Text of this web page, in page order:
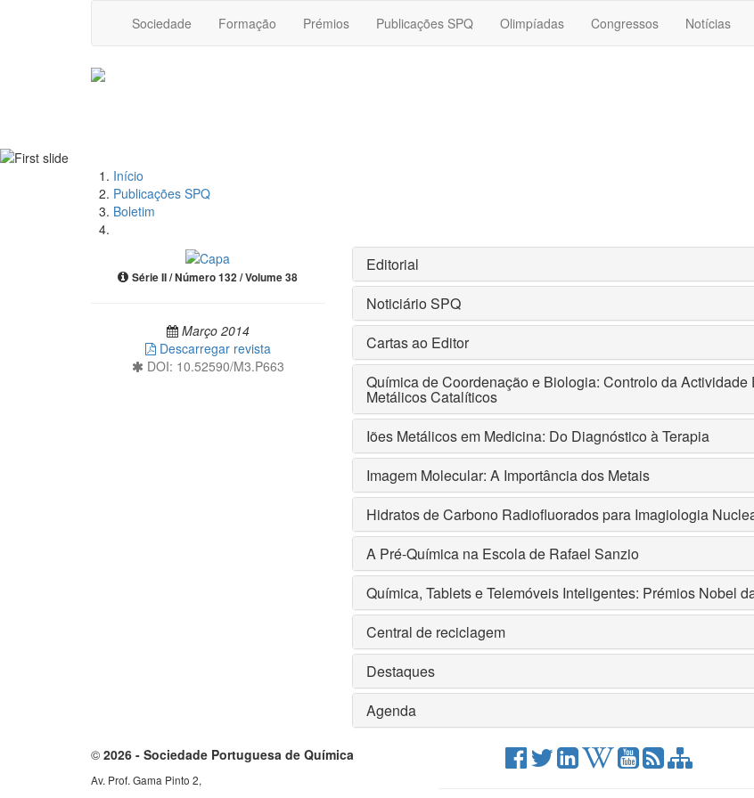
Sociedade Formação Prémios Publicações SPQ Olimpíadas Congressos Notícias
Início
Publicações SPQ
Boletim
Série II / Número 132 / Volume 38
Março 2014
Descarregar revista
DOI: 10.52590/M3.P663
Editorial
Noticiário SPQ
Cartas ao Editor
Química de Coordenação e Biologia: Controlo da
Metálicos Catalíticos
Iões Metálicos em Medicina: Do Diagnóstico à Terapia
Imagem Molecular: A Importância dos Metais
Hidratos de Carbono Radiofluorados para Imagiologia
A Pré-Química na Escola de Rafael Sanzio
Química, Tablets e Telemóveis Inteligentes: Prémios Nobel
Central de reciclagem
Destaques
Agenda
© 2026 - Sociedade Portuguesa de Química
Av. Prof. Gama Pinto 2,